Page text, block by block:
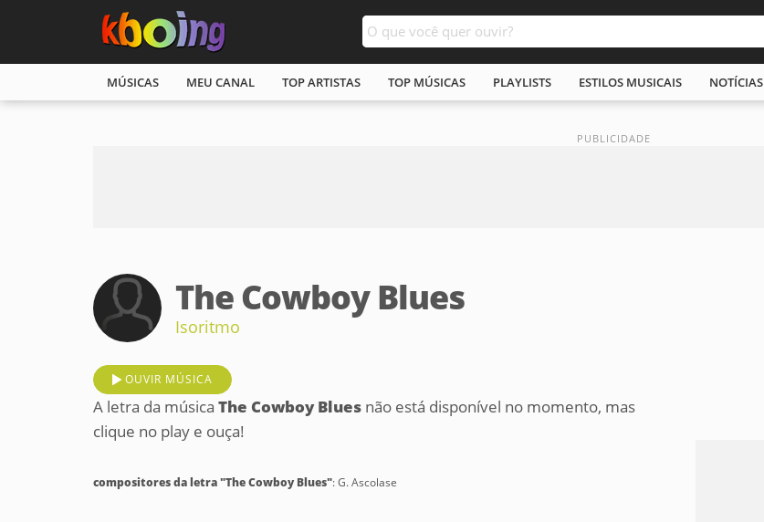
MÚSICAS MEU CANAL TOP ARTISTAS TOP MÚSICAS PLAYLISTS ESTILOS MUSICAIS NOTÍCIAS
The Cowboy Blues
Isoritmo
OUVIR MÚSICA
A letra da música The Cowboy Blues não está disponível no momento, mas
clique no play e ouça!
compositores da letra "The Cowboy Blues": G. Ascolase